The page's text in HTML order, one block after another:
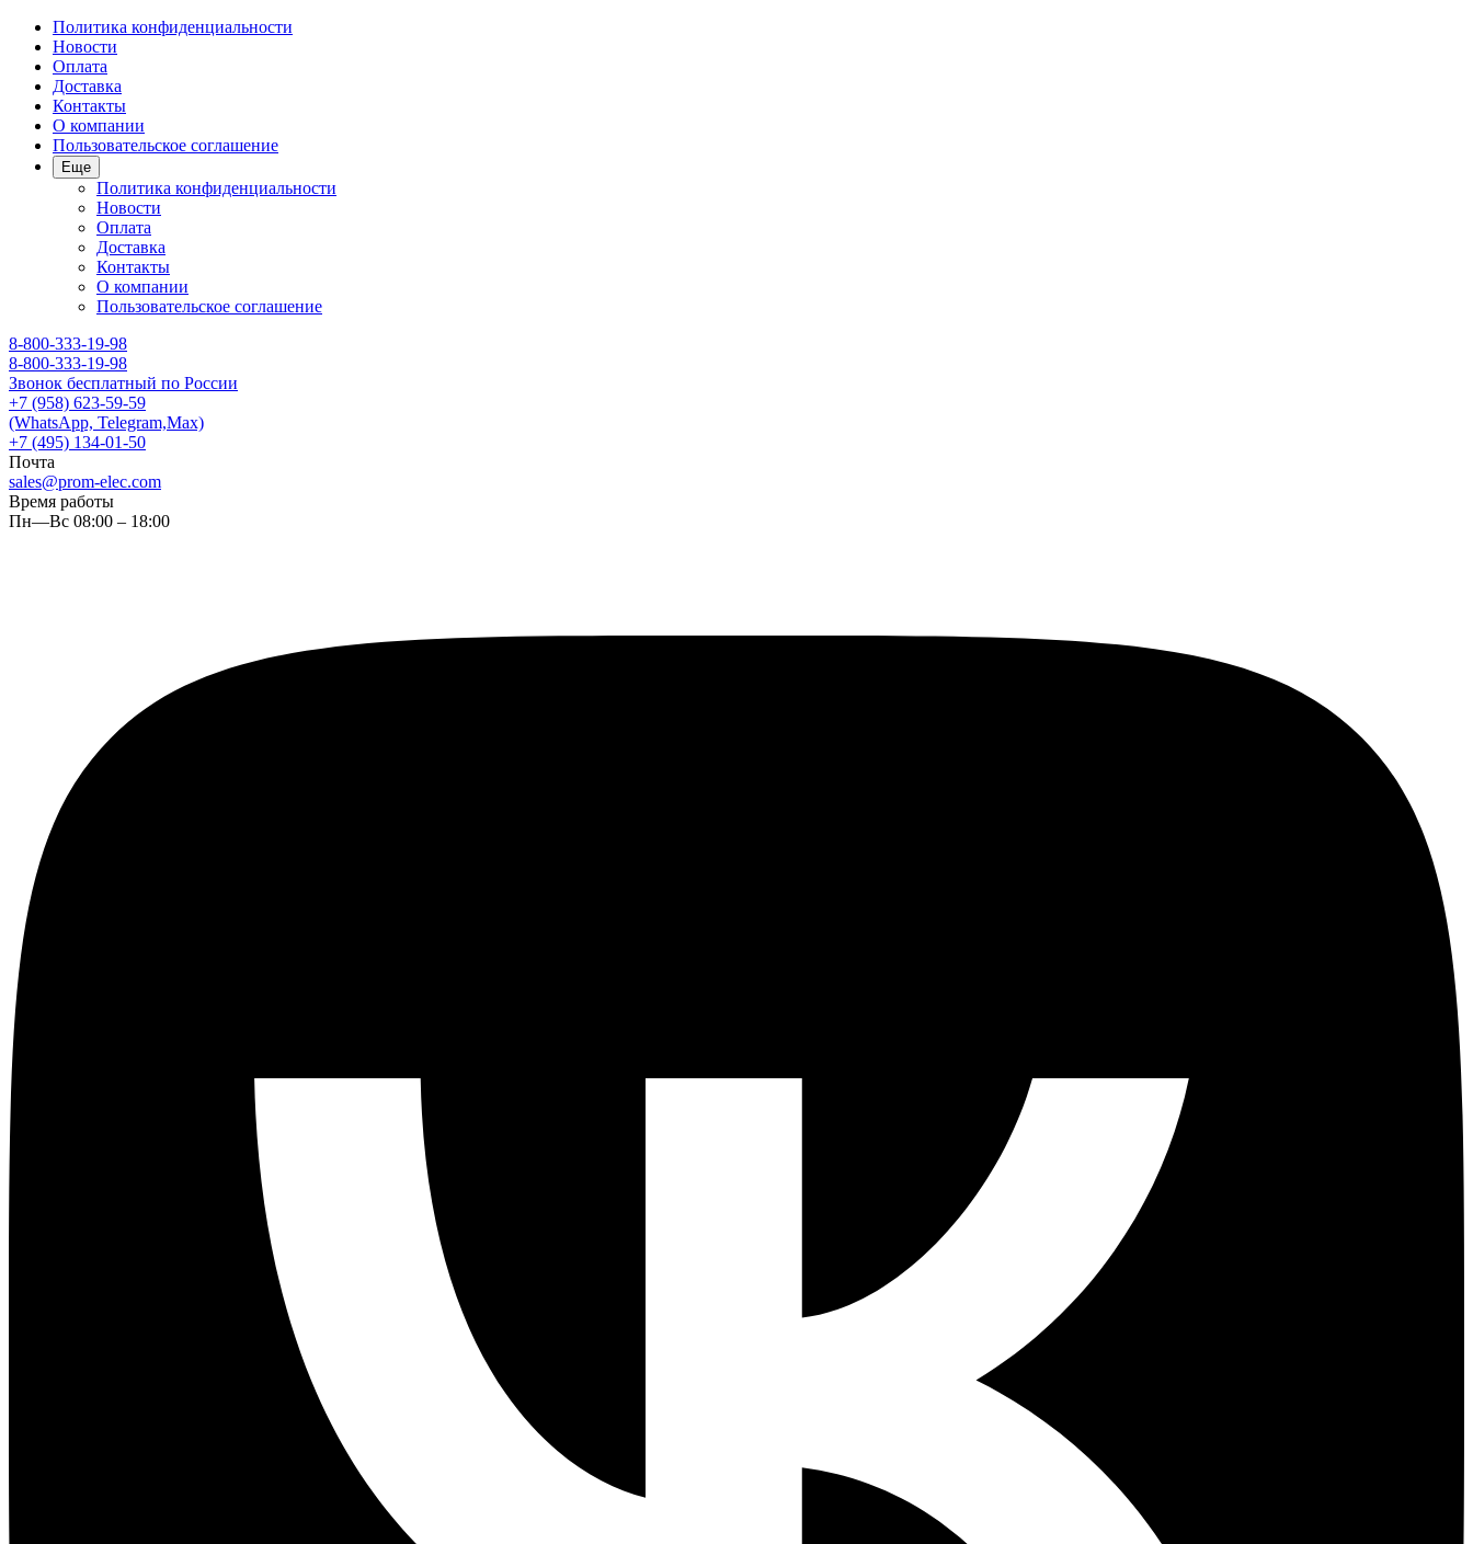
Политика конфиденциальности
Новости
Оплата
Доставка
Контакты
О компании
Пользовательское соглашение
Еще
Политика конфиденциальности
Новости
Оплата
Доставка
Контакты
О компании
Пользовательское соглашение
8-800-333-19-98
8-800-333-19-98
Звонок бесплатный по России
+7 (958) 623-59-59
(WhatsApp, Telegram,Max)
+7 (495) 134-01-50
Почта
sales@prom-elec.com
Время работы
Пн—Вс 08:00 – 18:00